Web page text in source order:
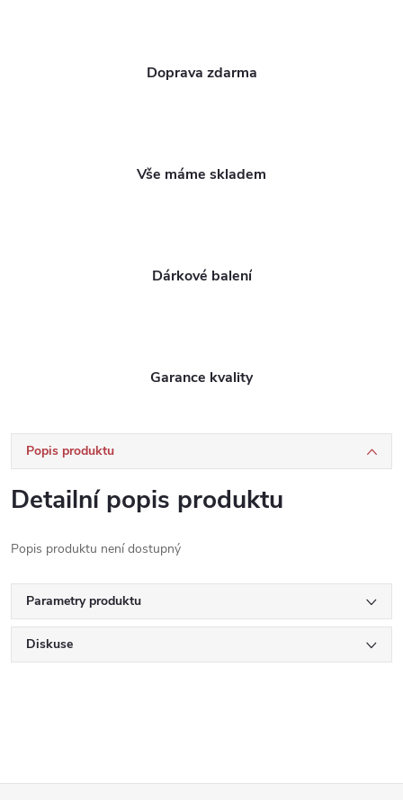
Doprava zdarma
Vše máme skladem
Dárkové balení
Garance kvality
Popis produktu
Detailní popis produktu
Popis produktu není dostupný
Parametry produktu
Diskuse